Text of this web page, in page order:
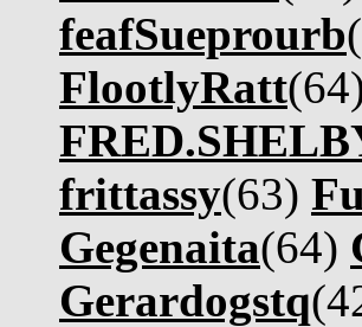
feafSueprourb
FlootlyRatt
frittassy(63)
Gegenaita(64)
Gerardogstq